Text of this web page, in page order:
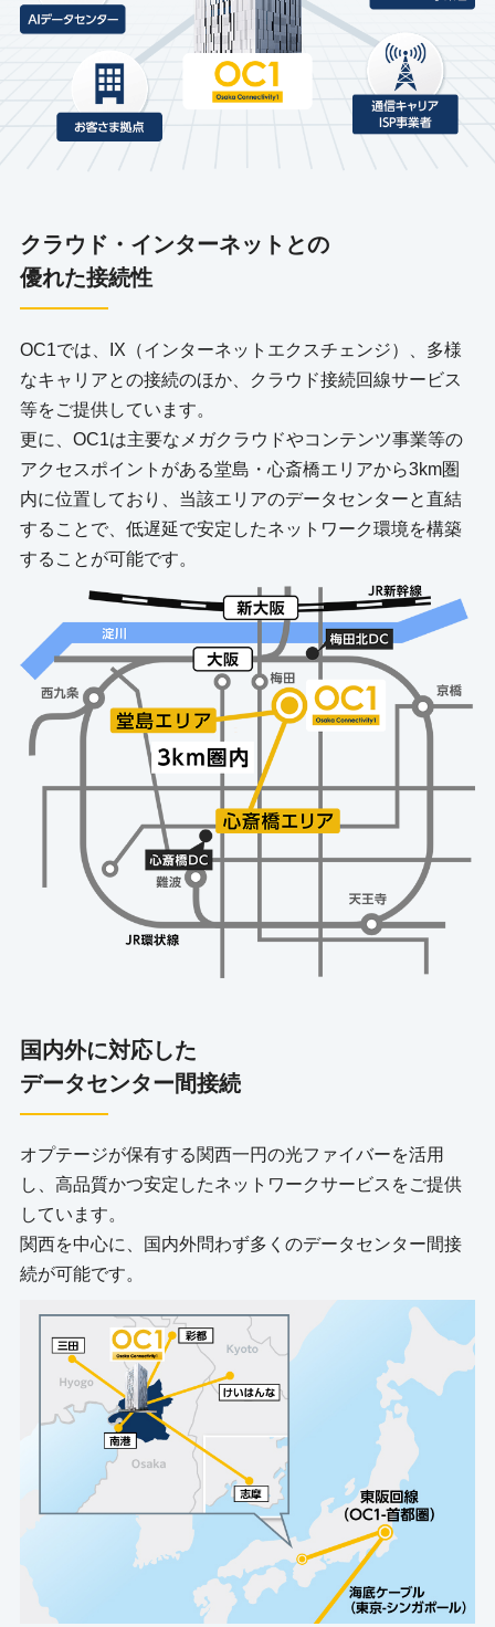
クラウド・インターネットとの
優れた接続性
OC1では、IX（インターネットエクスチェンジ）、多様
なキャリアとの接続のほか、クラウド接続回線サービス
等をご提供しています。
更に、OC1は主要なメガクラウドやコンテンツ事業等の
アクセスポイントがある堂島・心斎橋エリアから3km圏
内に位置しており、当該エリアのデータセンターと直結
することで、低遅延で安定したネットワーク環境を構築
することが可能です。
国内外に対応した
データセンター間接続
オプテージが保有する関西一円の光ファイバーを活用
し、高品質かつ安定したネットワークサービスをご提供
しています。
関西を中心に、国内外問わず多くのデータセンター間接
続が可能です。